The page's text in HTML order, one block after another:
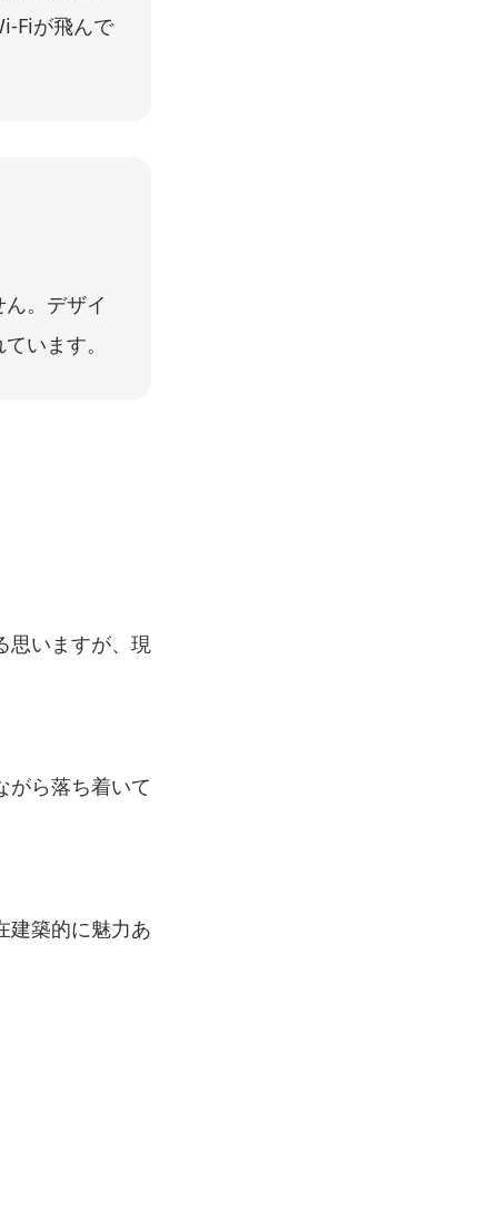
Fiが飛んで
。デザイ
います。
思いますが、現
がら落ち着いて
建築的に魅力あ